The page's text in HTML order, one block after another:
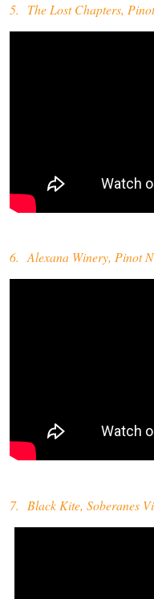
5. The Lost Chapters,
6. Alexana Winery, Pinot
7. Black Kite, Soberanes